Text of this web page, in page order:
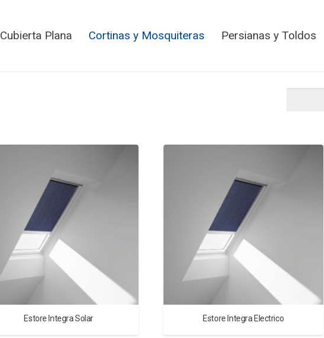
Cubierta Plana Cortinas y Mosquiteras Persianas y Toldos
Estore Integra Solar Estore Integra Electrico